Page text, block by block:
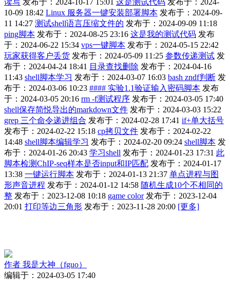
读写 发布于：2024-10-17 15:01 这是测试代码 发布于：2024-
10-09 18:42 Linux 服务器一键安装部署脚本 发布于：2024-09-
11 14:27 测试shell语言压缩文件的 发布于：2024-09-09 11:18
ping脚本 发布于：2024-08-25 23:16 这是我的测试代码 发布
于：2024-06-22 15:34 vps一键脚本 发布于：2024-05-15 22:42
玩家获得客户丢货 发布于：2024-05-09 11:25 参数传递测试 发
布于：2024-04-24 18:41 目录查找删除 发布于：2024-04-16
11:43 shell脚本学习 发布于：2024-03-07 16:03 bash zndf判断 发
布于：2024-03-06 10:23 #### 实验1.1验证输入密码脚本 发布
于：2024-03-05 20:16 rm -f测试程序 发布于：2024-03-05 17:40
shell保存简悦导出的markdown文件 发布于：2024-03-03 15:22
grep 三个命令递进组合 发布于：2024-02-28 17:41 if+单大括号
发布于：2024-02-22 15:18 cp拷贝文件 发布于：2024-02-22
14:48 shell脚本编辑学习 发布于：2024-02-20 09:24 shell脚本 发
布于：2024-01-26 20:43 学习shell 发布于：2024-01-23 17:31 此
脚本检测ChIP-seq样本是否input和IP匹配 发布于：2024-01-17
13:38 一键运行脚本 发布于：2024-01-13 21:37 单点进程与图
形声音进程 发布于：2024-01-12 14:58 随机生成10个不相同的
整 发布于：2023-12-08 10:18 game color 发布于：2023-12-04
20:01 打印等边三角形 发布于：2023-11-28 20:00 [更多]
作者 我是大神（fguo）
编辑于：2024-03-05 17:40